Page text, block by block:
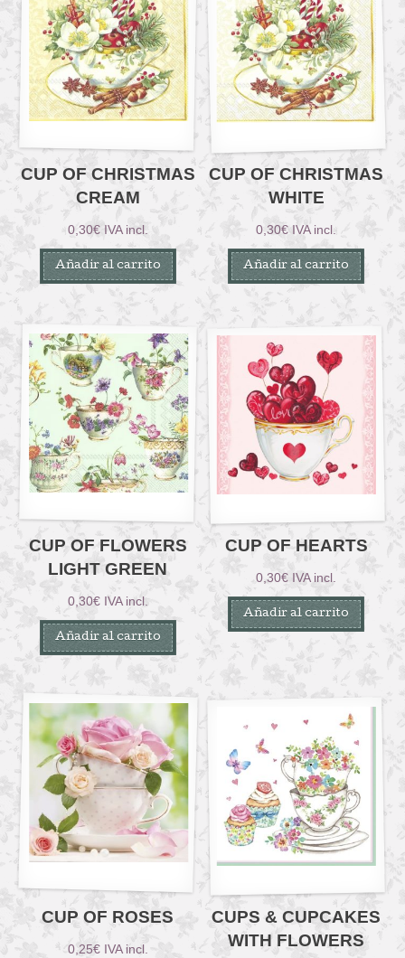
CUP OF CHRISTMAS
CREAM
0,30€ IVA incl.
Añadir al carrito
CUP OF CHRISTMAS
WHITE
0,30€ IVA incl.
Añadir al carrito
CUP OF FLOWERS
LIGHT GREEN
0,30€ IVA incl.
Añadir al carrito
CUP OF HEARTS
0,30€ IVA incl.
Añadir al carrito
CUP OF ROSES
0,25€ IVA incl.
CUPS & CUPCAKES
WITH FLOWERS